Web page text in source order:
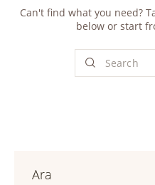
Can't find what you need?
below or start
Ara